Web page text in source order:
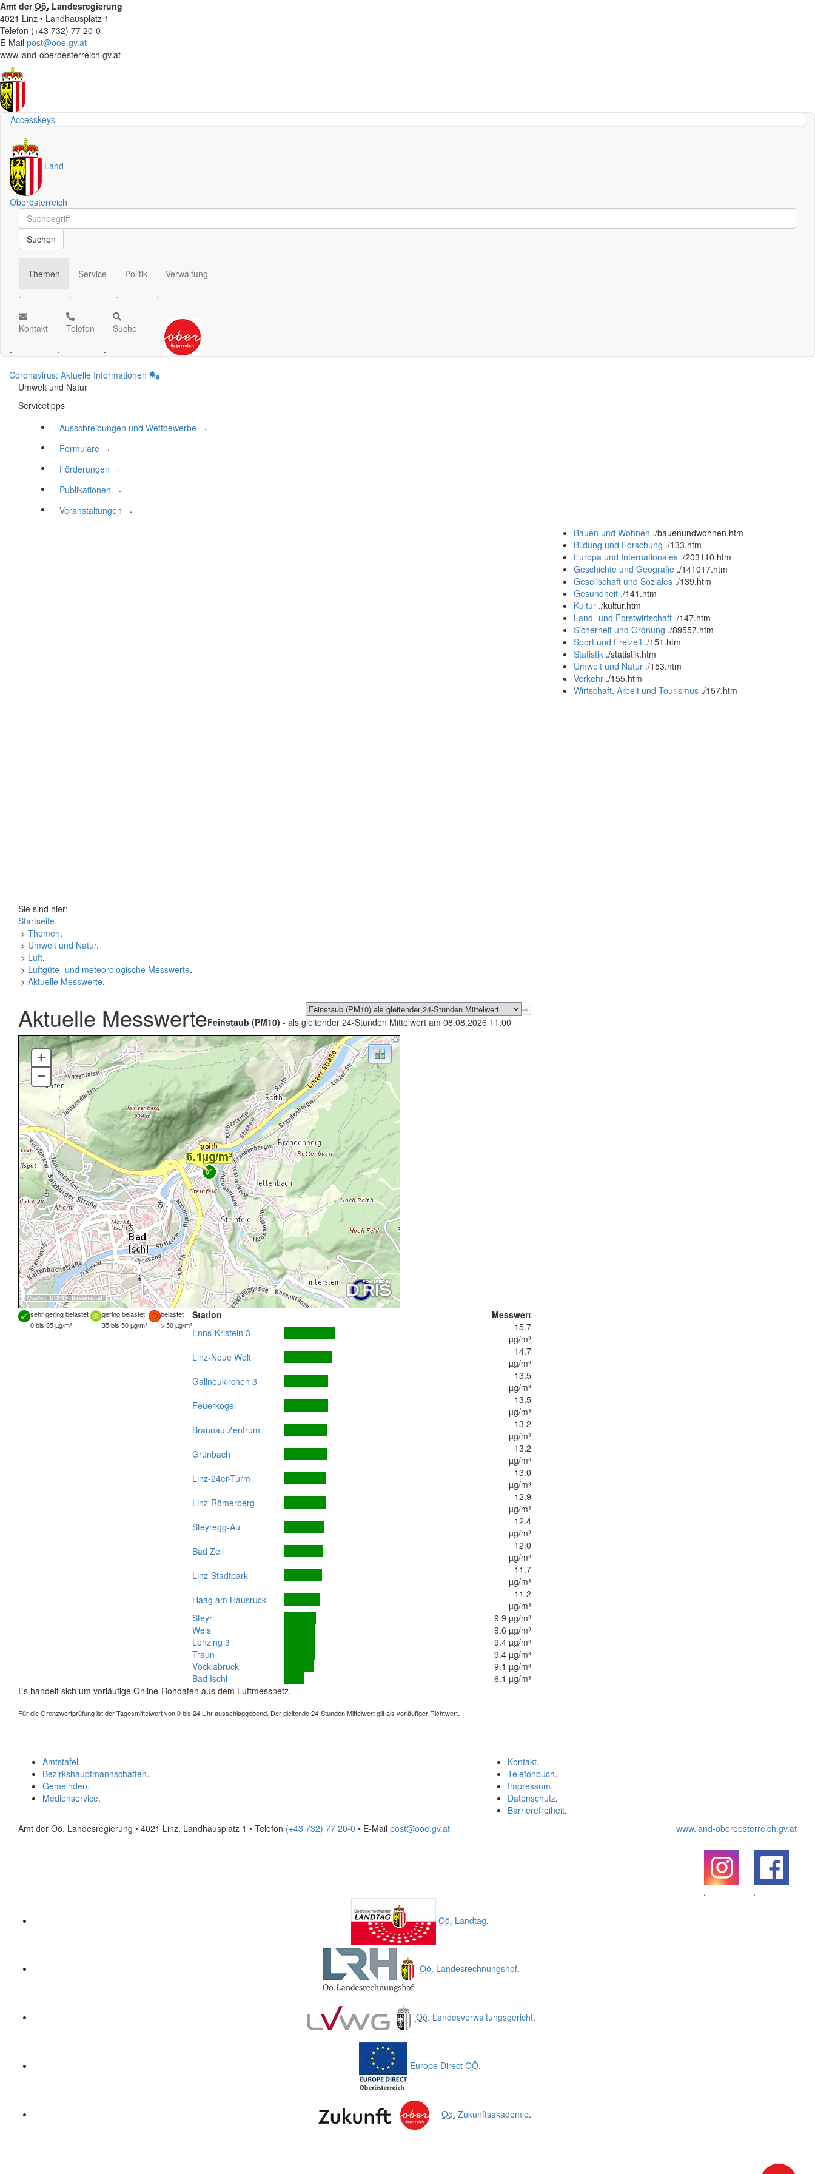
Amt derOö. Landesregierung
4021 Linz • Landhausplatz 1
Telefon (+43 732) 77 20-0
E-Mail post@ooe.gv.at
www.land-oberoesterreich.gv.at
Accesskeys
Land
Oberösterreich
Schnellsuche
Schnellsuche
Suchen
Themen
.
Service
.
Politik
.
Verwaltung
.
Kontakt
.
Telefon
.
Suche
.
Coronavirus: Aktuelle Informationen
Umwelt und Natur
Servicetipps
Ausschreibungen und Wettbewerbe
.
Formulare
.
Förderungen
.
Publikationen
.
Veranstaltungen
.
Bauen und Wohnen ./bauenundwohnen.htm
Bildung und Forschung ./133.htm
Europa und Internationales ./203110.htm
Geschichte und Geografie ./141017.htm
Gesellschaft und Soziales ./139.htm
Gesundheit ./141.htm
Kultur ./kultur.htm
Land- und Forstwirtschaft ./147.htm
Sicherheit und Ordnung ./89557.htm
Sport und Freizeit ./151.htm
Statistik ./statistik.htm
Umwelt und Natur ./153.htm
Verkehr ./155.htm
Wirtschaft, Arbeit und Tourismus ./157.htm
Sie sind hier:
Startseite.
> Themen.
> Umwelt und Natur.
> Luft.
> Luftgüte- und meteorologische Messwerte.
> Aktuelle Messwerte.
Aktuelle MesswerteFeinstaub (PM10) - als gleitender 24-Stunden Mittelwert am 08.08.2026 11:00
Quellen: DORIS, basemap.at
+
–
sehr gering belastet gering belastet
belastet
0 bis 35 µg/m³
35 bis 50 µg/m³ > 50 µg/m³
Station
Messwert
Enns-Kristein 3
15.7
µg/m³
Linz-Neue Welt
14.7
µg/m³
Gallneukirchen 3
13.5
µg/m³
Feuerkogel
13.5
µg/m³
Braunau Zentrum
13.2
µg/m³
Grünbach
13.2
µg/m³
Linz-24er-Turm
13.0
µg/m³
Linz-Römerberg
12.9
µg/m³
Steyregg-Au
12.4
µg/m³
Bad Zell
12.0
µg/m³
Linz-Stadtpark
11.7
µg/m³
Haag am Hausruck
11.2
µg/m³
Steyr
9.9 µg/m³
Wels
9.6 µg/m³
Lenzing 3
9.4 µg/m³
Traun
9.4 µg/m³
Vöcklabruck
9.1 µg/m³
Bad Ischl
6.1 µg/m³
Es handelt sich um vorläufige Online-Rohdaten aus dem Luftmessnetz.
Für die Grenzwertprüfung ist der Tagesmittelwert von 0 bis 24 Uhr ausschlaggebend. Der gleitende 24-Stunden Mittelwert gilt als vorläufiger Richtwert.
Kontakt.
Telefonbuch.
Impressum.
Datenschutz.
Barrierefreiheit.
Amtstafel.
Bezirkshauptmannschaften.
Gemeinden.
Medienservice.
Amt der Oö. Landesregierung • 4021 Linz, Landhausplatz 1 • Telefon (+43 732) 77 20-0 • E-Mail post@ooe.gv.at www.land-oberoesterreich.gv.at
.
.
Oö. Landtag.
Oö. Landesrechnungshof.
Oö. Landesverwaltungsgericht.
Europe Direct OÖ.
Oö. Zukunftsakademie.